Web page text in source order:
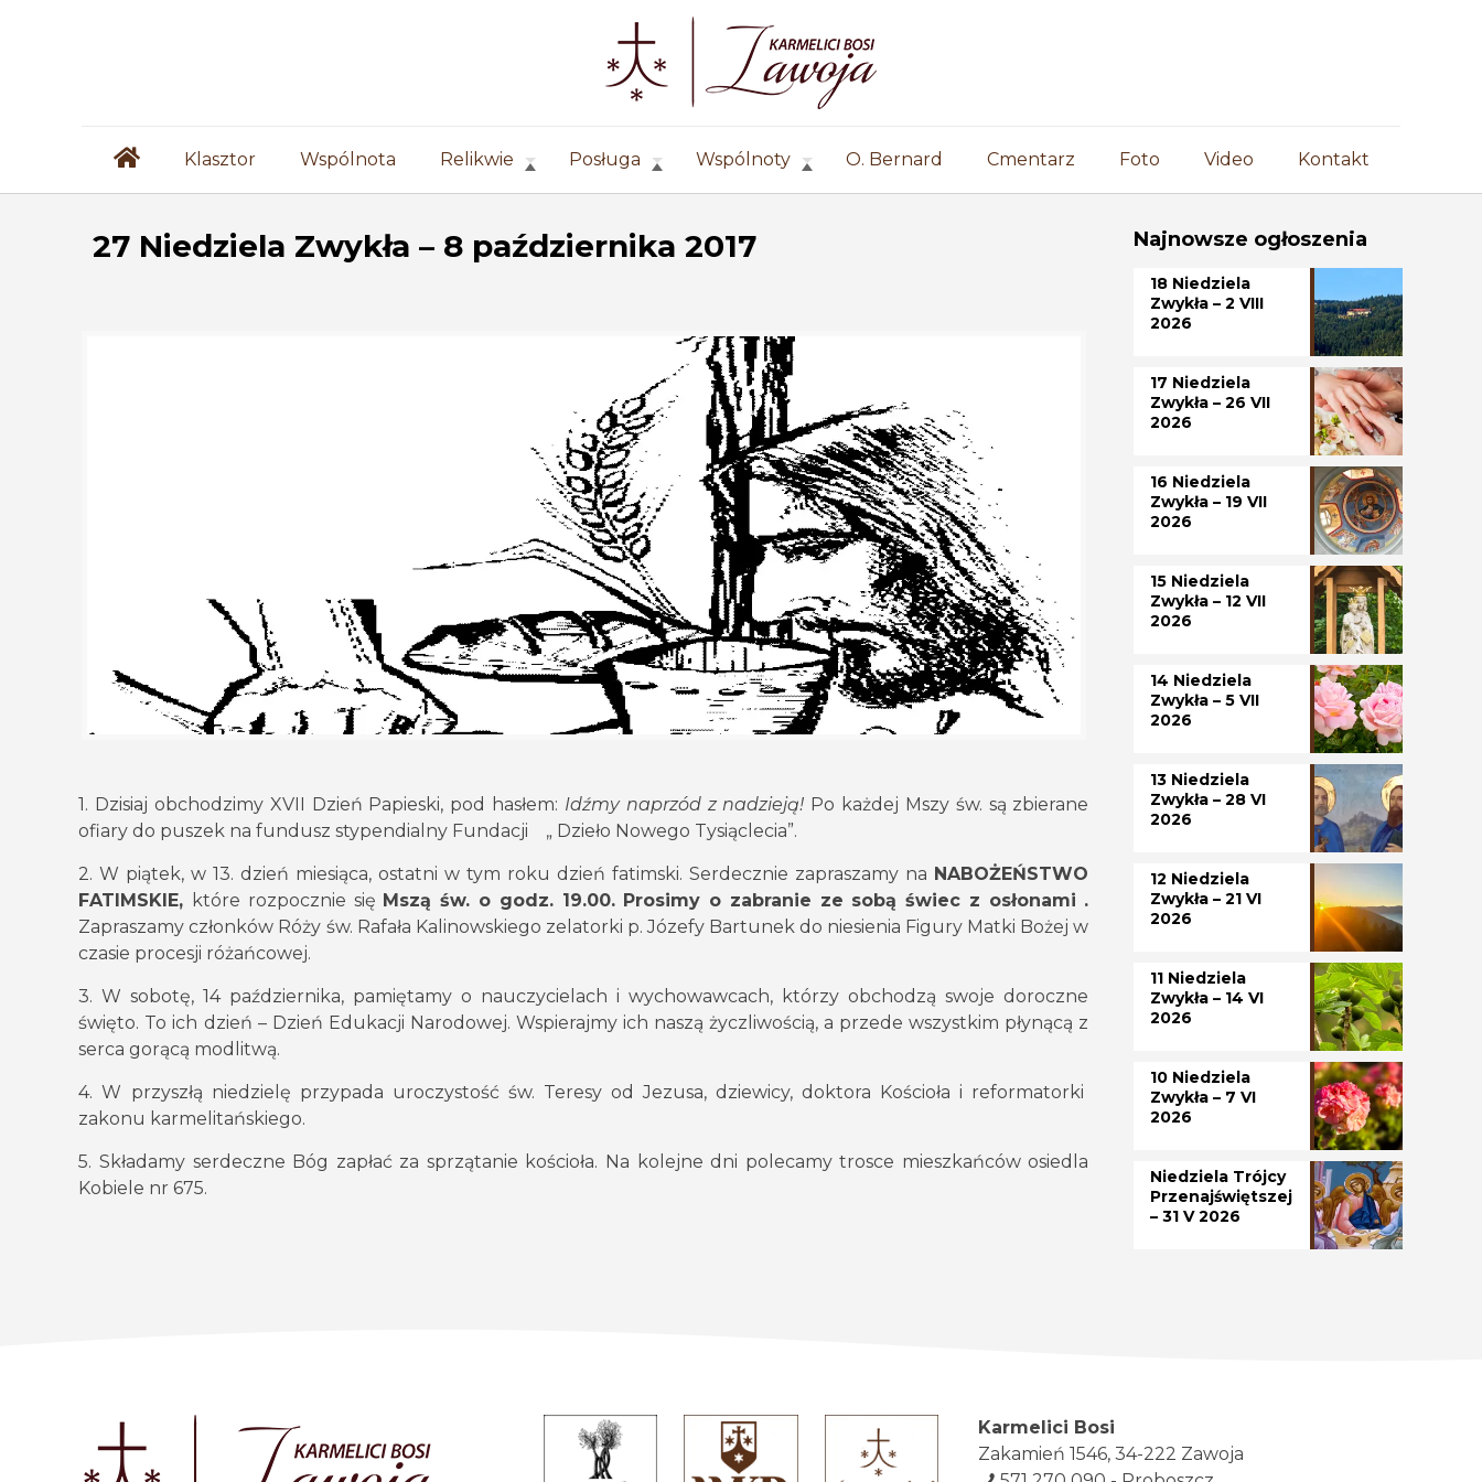
Klasztor Wspólnota Relikwie Posługa Wspólnoty O. Bernard Cmentarz Foto Video Kontakt
27 Niedziela Zwykła – 8 października 2017
1. Dzisiaj obchodzimy XVII Dzień Papieski, pod hasłem: Idźmy naprzód z nadzieją! Po każdej Mszy św. są zbierane
ofiary do puszek na fundusz stypendialny Fundacji „ Dzieło Nowego Tysiąclecia”.
2. W piątek, w 13. dzień miesiąca, ostatni w tym roku dzień fatimski. Serdecznie zapraszamy na NABOŻEŃSTWO
FATIMSKIE, które rozpocznie się Mszą św. o godz. 19.00. Prosimy o zabranie ze sobą świec z osłonami .
Zapraszamy członków Róży św. Rafała Kalinowskiego zelatorki p. Józefy Bartunek do niesienia Figury Matki Bożej w
czasie procesji różańcowej.
3. W sobotę, 14 października, pamiętamy o nauczycielach i wychowawcach, którzy obchodzą swoje doroczne
święto. To ich dzień – Dzień Edukacji Narodowej. Wspierajmy ich naszą życzliwością, a przede wszystkim płynącą z
serca gorącą modlitwą.
4. W przyszłą niedzielę przypada uroczystość św. Teresy od Jezusa, dziewicy, doktora Kościoła i reformatorki
zakonu karmelitańskiego.
5. Składamy serdeczne Bóg zapłać za sprzątanie kościoła. Na kolejne dni polecamy trosce mieszkańców osiedla
Kobiele nr 675.
Najnowsze ogłoszenia
18 Niedziela
Zwykła – 2 VIII
2026
17 Niedziela
Zwykła – 26 VII
2026
16 Niedziela
Zwykła – 19 VII
2026
15 Niedziela
Zwykła – 12 VII
2026
14 Niedziela
Zwykła – 5 VII
2026
13 Niedziela
Zwykła – 28 VI
2026
12 Niedziela
Zwykła – 21 VI
2026
11 Niedziela
Zwykła – 14 VI
2026
10 Niedziela
Zwykła – 7 VI
2026
Niedziela Trójcy
Przenajświętszej
– 31 V 2026
Karmelici Bosi
Zakamień 1546, 34-222 Zawoja